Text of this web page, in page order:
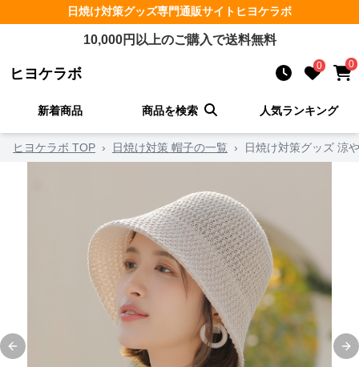
日焼け対策グッズ専門通販サイト ヒヨケラボ
10,000円以上のご購入で送料無料
ヒヨケラボ 0 0
新着商品 商品を検索 人気ランキング
ヒヨケラボ TOP › 日焼け対策 帽子の一覧 › 日焼け対策グッズ 涼
Previous slide